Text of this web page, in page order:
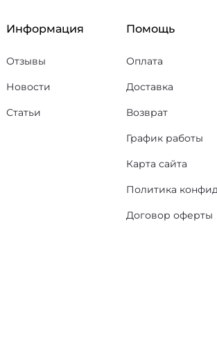
Информация
Отзывы
Новости
Статьи
Помощь
Оплата
Доставка
Возврат
График работы
Карта сайта
Политика
Договор оферты